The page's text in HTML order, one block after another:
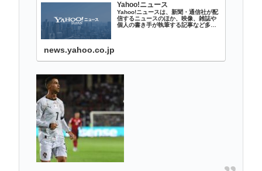
Yahoo!ニュース
Yahoo!ニュースは、新聞・通信社が配
信するニュースのほか、映像、雑誌や
個人の書き手が執筆する記事など多種
news.yahoo.co.jp